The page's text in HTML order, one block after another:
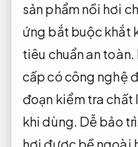
sản phẩm nồi hơi
ứng bắt buộc khắt
tiêu chuẩn an toàn.
cấp có công nghệ
đoạn kiểm tra
khi dùng. Dễ bảo